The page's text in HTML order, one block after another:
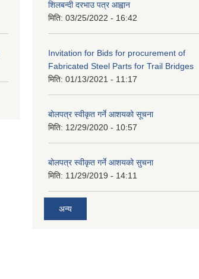
शिलबन्दी दरभाउ पत्र आह्वान
मिति: 03/25/2022 - 16:42
Invitation for Bids for procurement of
Fabricated Steel Parts for Trail Bridges
मिति: 01/13/2021 - 11:17
बोलपत्र स्वीकृत गर्ने आशयको सूचना
मिति: 12/29/2020 - 10:57
बोलपत्र स्वीकृत गर्ने आशयको सुचना
मिति: 11/29/2019 - 14:11
अन्य